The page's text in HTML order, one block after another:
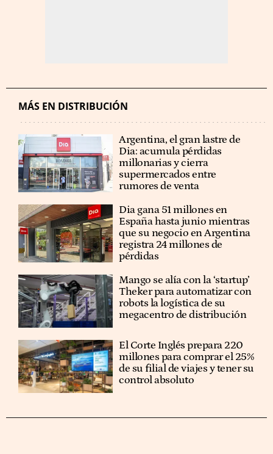
MÁS EN DISTRIBUCIÓN
Argentina, el gran lastre de
Dia: acumula pérdidas
millonarias y cierra
supermercados entre
rumores de venta
Dia gana 51 millones en
España hasta junio mientras
que su negocio en Argentina
registra 24 millones de
pérdidas
Mango se alía con la ‘startup’
Theker para automatizar con
robots la logística de su
megacentro de distribución
El Corte Inglés prepara 220
millones para comprar el 25%
de su filial de viajes y tener su
control absoluto